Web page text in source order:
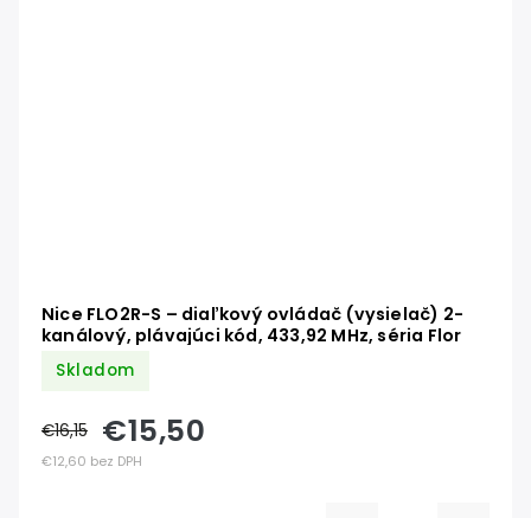
Nice FLO2R-S – diaľkový ovládač (vysielač) 2-
kanálový, plávajúci kód, 433,92 MHz, séria Flor
Skladom
€12,60 bez DPH
€16,15 €15,50